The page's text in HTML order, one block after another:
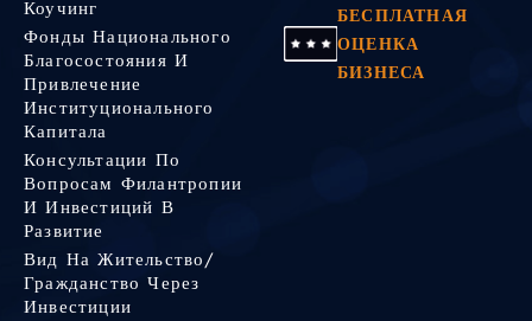
Коучинг
Фонды Национального
Благосостояния И
Привлечение
Институционального
Капитала
Консультации По
Вопросам Филантропии
И Инвестиций В
Развитие
Вид На Жительство/
Гражданство Через
Инвестиции
БЕСПЛАТНАЯ
ОЦЕНКА
БИЗНЕСА